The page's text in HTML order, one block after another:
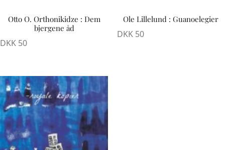
Otto O. Orthonikidze : Dem
bjergene åd
DKK 50
Ole Lillelund : Guanoelegier
DKK50